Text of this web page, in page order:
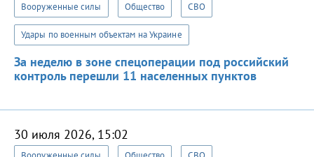
Вооруженные силы Общество СВО
Удары по военным объектам на Украине
За неделю в зоне спецоперации под российский
контроль перешли 11 населенных пунктов
30 июля 2026, 15:02